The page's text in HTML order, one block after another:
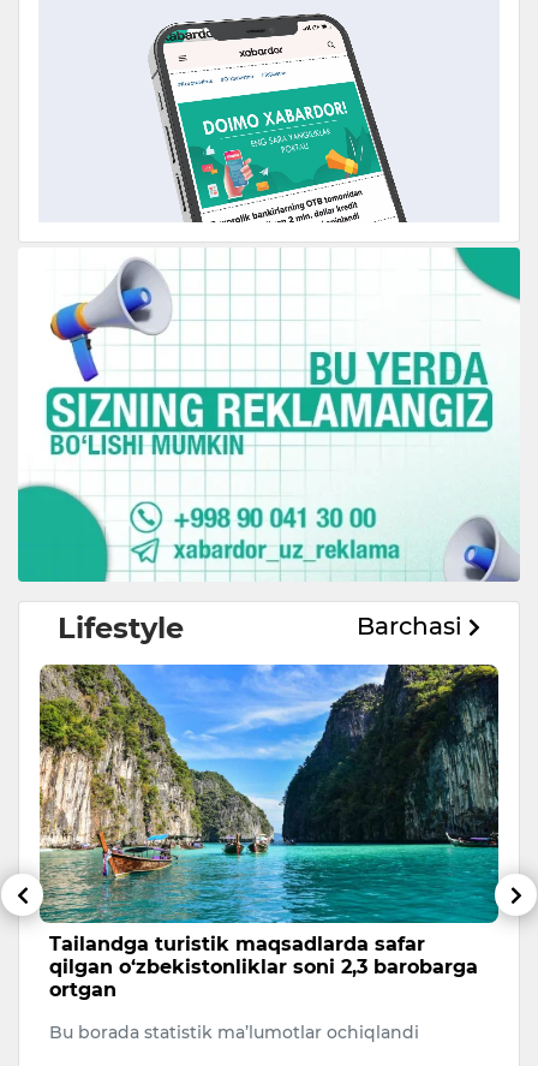
Lifestyle Barchasi
Tailandga turistik maqsadlarda safar
qilgan o‘zbekistonliklar soni 2,3 barobarga
ortgan
Bu borada statistik ma’lumotlar ochiqlandi